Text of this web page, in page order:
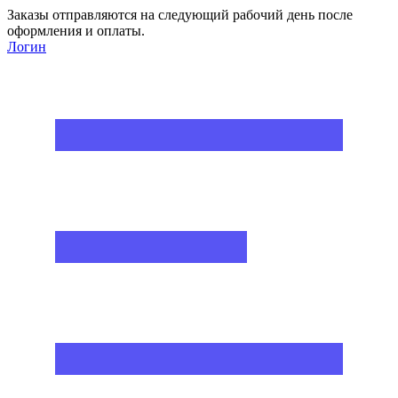
Заказы отправляются на следующий рабочий день после
оформления и оплаты.
Логин